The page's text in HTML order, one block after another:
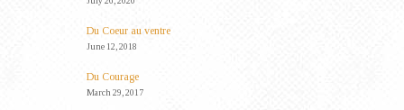
Du Coeur au ventre
June 12, 2018
Du Courage
March 29, 2017